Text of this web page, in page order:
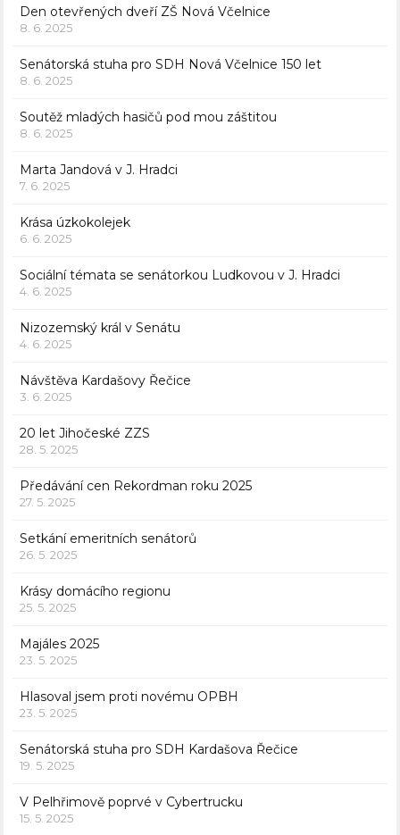
Den otevřených dveří ZŠ Nová Včelnice
8. 6. 2025
Senátorská stuha pro SDH Nová Včelnice 150 let
8. 6. 2025
Soutěž mladých hasičů pod mou záštitou
8. 6. 2025
Marta Jandová v J. Hradci
7. 6. 2025
Krása úzkokolejek
6. 6. 2025
Sociální témata se senátorkou Ludkovou v J. Hradci
4. 6. 2025
Nizozemský král v Senátu
4. 6. 2025
Návštěva Kardašovy Řečice
3. 6. 2025
20 let Jihočeské ZZS
28. 5. 2025
Předávání cen Rekordman roku 2025
27. 5. 2025
Setkání emeritních senátorů
26. 5. 2025
Krásy domácího regionu
25. 5. 2025
Majáles 2025
23. 5. 2025
Hlasoval jsem proti novému OPBH
23. 5. 2025
Senátorská stuha pro SDH Kardašova Řečice
19. 5. 2025
V Pelhřimově poprvé v Cybertrucku
15. 5. 2025